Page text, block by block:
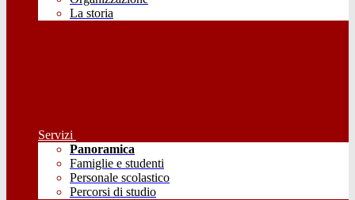
La storia
Servizi
Panoramica
Famiglie e studenti
Personale scolastico
Percorsi di studio